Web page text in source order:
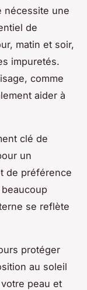
nécessite une
de
matin et soir,
impuretés.
comme
aider à
clé de
un
de préférence
se reflète
protéger
au soleil
peau et